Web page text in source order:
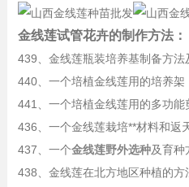
金线莲试管花卉的制作方法：
439、金线莲瓶装培养基制备方法
440、一个培植金线莲用的培养架
441、一个培植金线莲用的多功能
436、一个金线莲栽培**材料和返
437、一个金线莲野外选种及育种
438、金线莲在北方地区种植的方